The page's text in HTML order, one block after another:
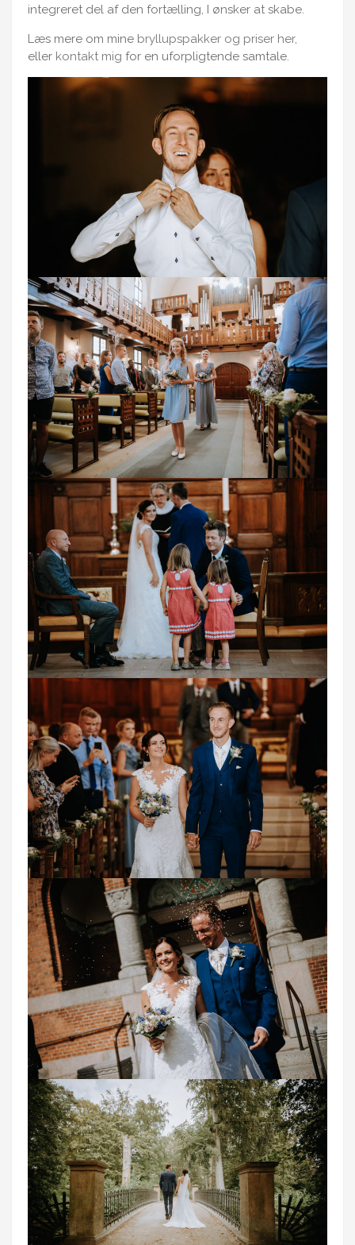
integreret del af den fortælling, I ønsker at skabe.
Læs mere om mine bryllupspakker og priser her,
eller kontakt mig for en uforpligtende samtale.